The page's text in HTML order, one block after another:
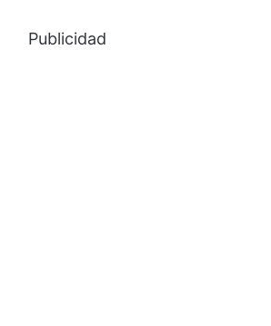
Publicidad